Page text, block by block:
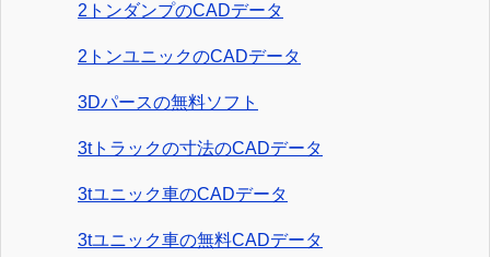
2トンダンプのCADデータ
2トンユニックのCADデータ
3Dパースの無料ソフト
3tトラックの寸法のCADデータ
3tユニック車のCADデータ
3tユニック車の無料CADデータ